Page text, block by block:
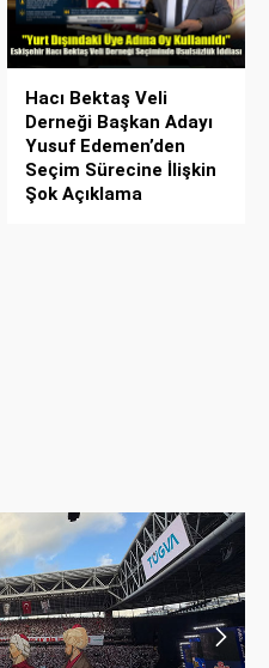
Hacı Bektaş Veli
Derneği Başkan Adayı
Yusuf Edemen’den
Seçim Sürecine İlişkin
Şok Açıklama